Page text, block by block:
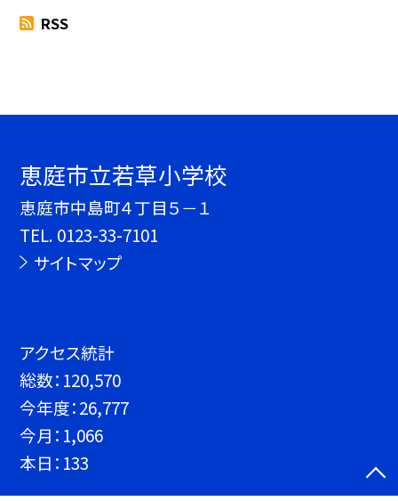
RSS
恵庭市立若草小学校
恵庭市中島町４丁目５－１
TEL. 0123-33-7101
サイトマップ
アクセス統計
総数： 120,570
今年度：26,777
今月： 1,066
本日： 133